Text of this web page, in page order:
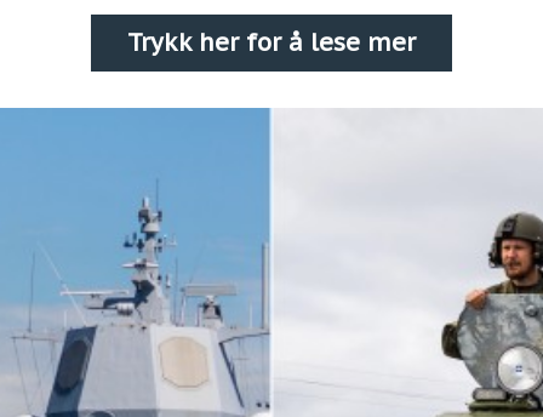
Trykk her for å lese mer